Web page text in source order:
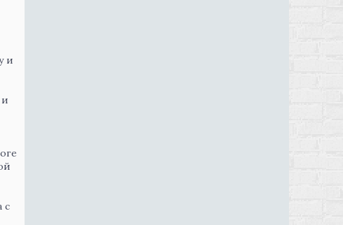
и
с